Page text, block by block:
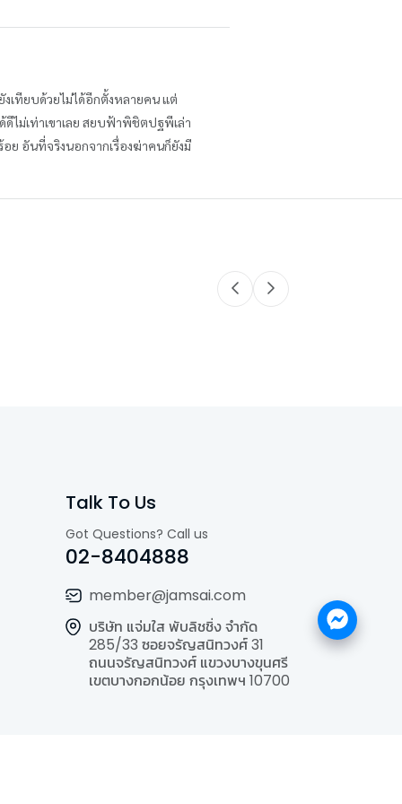
เทียบด้วยไม่ได้อีกตั้งหลายคน แต่
ไม่เท่าเขาเลย สยบฟ้าพิชิตปฐพีเล่า
ย อันที่จริงนอกจากเรื่องฆ่าคนก็ยังมี
Talk To Us
Got Questions? Call us
02-8404888
member@jamsai.com
บริษัท แจ่มใส พับลิชชิ่ง จำกัด
285/33 ซอยจรัญสนิทวงศ์ 31
ถนนจรัญสนิทวงศ์ แขวงบางขุนศรี
เขตบางกอกน้อย กรุงเทพฯ 10700